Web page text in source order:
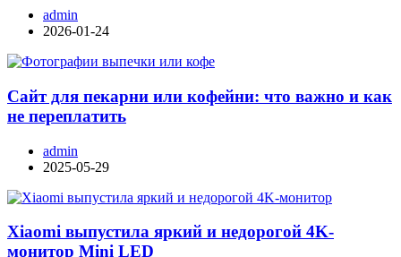
admin
2026-01-24
Сайт для пекарни или кофейни: что важно и как
не переплатить
admin
2025-05-29
Xiaomi выпустила яркий и недорогой 4K-
монитор Mini LED